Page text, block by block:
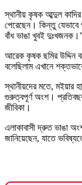
স্থানীয় কৃষক আব্দুল
পেরেছেন। কিন্তু
বাঁধ ভাঙা খুবই
আরেক কৃষক ছমির উদ্দিন
বলেছিলাম এখানে
স্থানীয়দের মতে, মইয়ার
গুরুত্বপূর্ণ অংশ।
জীবিকা।
এলাকাবাসী দ্রুত ভাঙা
জানিয়েছেন, যাতে